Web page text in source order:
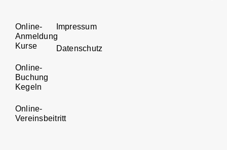
Online-
Anmeldung
Kurse
Online-
Buchung
Kegeln
Online-
Vereinsbeitritt
Impressum
Datenschutz